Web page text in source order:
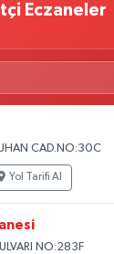
Eczaneler
CAD.NO:30C
Yol Tarifi Al
NO:283F